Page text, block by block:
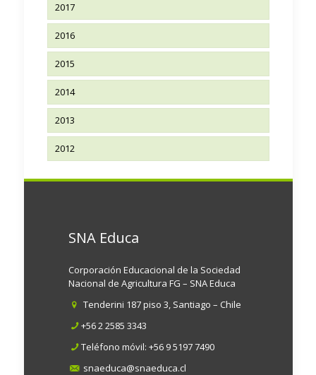
2017
2016
2015
2014
2013
2012
SNA Educa
Corporación Educacional de la Sociedad
Nacional de Agricultura FG – SNA Educa
Tenderini 187 piso 3, Santiago – Chile
+56 2 2585 3343
Teléfono móvil: +56 9 5197 7490
snaeduca@snaeduca.cl